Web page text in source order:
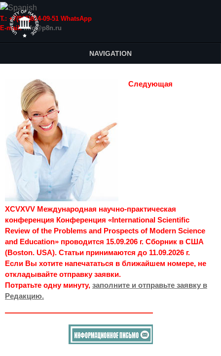
Т.: +7(915)814-09-51 WhatsApp
E-mail:info@p8n.ru
NAVIGATION
Следующая
XCVXVV Международная научно-практическая
конференция Конференция «International Scientific
Review of the Problems and Prospects of Modern Science
and Education» проводится 15.09.206 г. Сборник в США
(Boston. USA). Статьи принимаются до 11.09.2026 г.
Если Вы хотите напечататься в ближайшем номере, не
откладывайте отправку заявки.
Потратьте одну минуту, заполните и отправьте заявку в
Редакцию.